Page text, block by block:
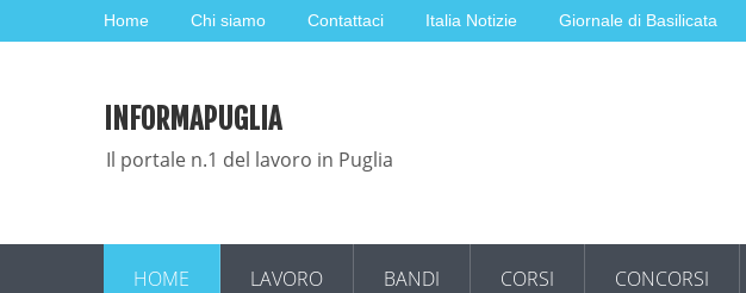
Home Chi siamo Contattaci Italia Notizie Giornale di Basilicata
INFORMAPUGLIA
Il portale n.1 del lavoro in Puglia
HOME LAVORO BANDI CORSI CONCORSI